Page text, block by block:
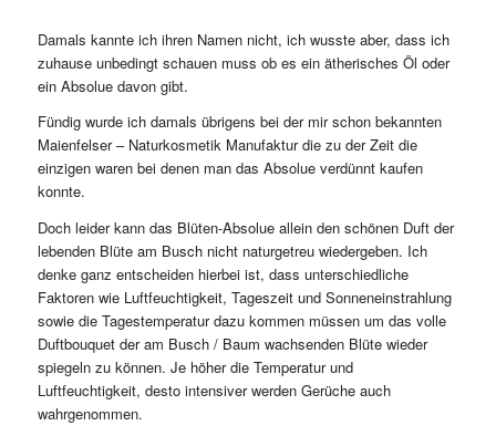
Damals kannte ich ihren Namen nicht, ich wusste aber, dass ich
zuhause unbedingt schauen muss ob es ein ätherisches Öl oder
ein Absolue davon gibt.
Fündig wurde ich damals übrigens bei der mir schon bekannten
Maienfelser – Naturkosmetik Manufaktur die zu der Zeit die
einzigen waren bei denen man das Absolue verdünnt kaufen
konnte.
Doch leider kann das Blüten-Absolue allein den schönen Duft der
lebenden Blüte am Busch nicht naturgetreu wiedergeben. Ich
denke ganz entscheiden hierbei ist, dass unterschiedliche
Faktoren wie Luftfeuchtigkeit, Tageszeit und Sonneneinstrahlung
sowie die Tagestemperatur dazu kommen müssen um das volle
Duftbouquet der am Busch / Baum wachsenden Blüte wieder
spiegeln zu können. Je höher die Temperatur und
Luftfeuchtigkeit, desto intensiver werden Gerüche auch
wahrgenommen.